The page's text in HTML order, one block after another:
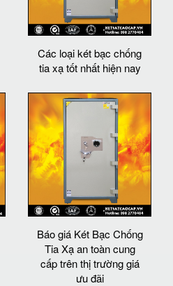
Các loại két bạc chống
tia xạ tốt nhất hiện nay
Báo giá Két Bạc Chống
Tia Xạ an toàn cung
cấp trên thị trường giá
ưu đãi